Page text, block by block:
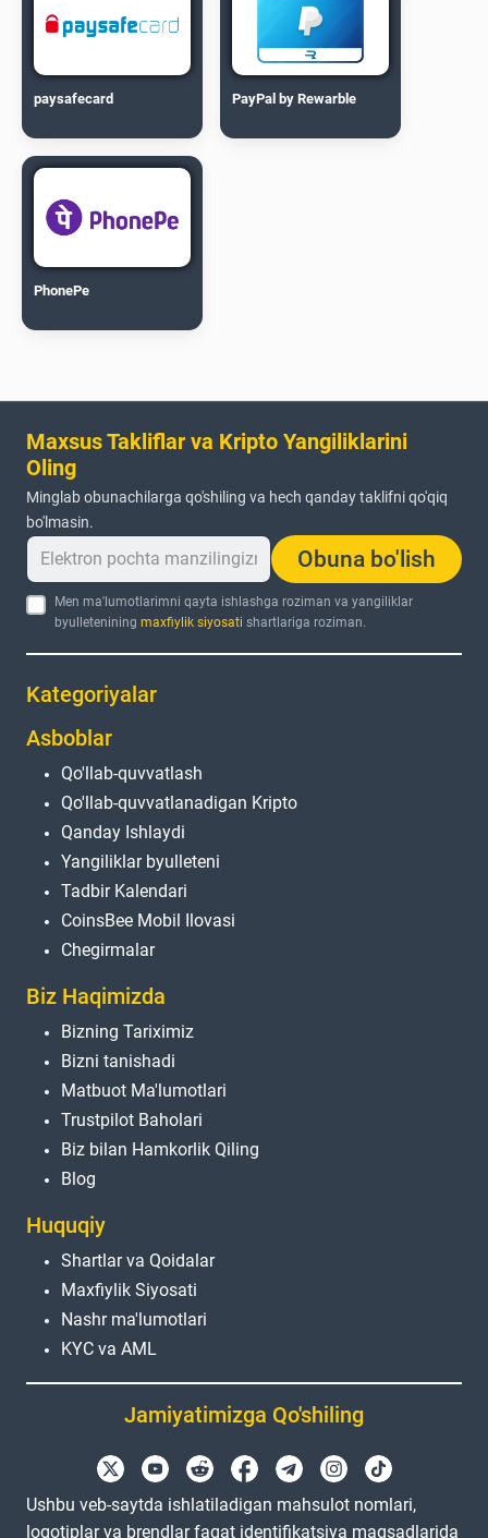
paysafecard PayPal by Rewarble
PhonePe
Maxsus Takliflar va Kripto Yangiliklarini
Oling
Minglab obunachilarga qo'shiling va hech qanday taklifni qo'qiq
bo'lmasin.
Obuna bo'lish
Men ma'lumotlarimni qayta ishlashga roziman va yangiliklar
byulleteniningmaxfiylik siyosati shartlariga roziman.
Kategoriyalar
Asboblar
Qo'llab-quvvatlash
Qo'llab-quvvatlanadigan Kripto
Qanday Ishlaydi
Yangiliklar byulleteni
Tadbir Kalendari
CoinsBee Mobil Ilovasi
Chegirmalar
Biz Haqimizda
Bizning Tariximiz
Bizni tanishadi
Matbuot Ma'lumotlari
Trustpilot Baholari
Biz bilan Hamkorlik Qiling
Blog
Huquqiy
Shartlar va Qoidalar
Maxfiylik Siyosati
Nashr ma'lumotlari
KYC va AML
Jamiyatimizga Qo'shiling
Ushbu veb-saytda ishlatiladigan mahsulot nomlari,
logotiplar va brendlar faqat identifikatsiya maqsadlarida